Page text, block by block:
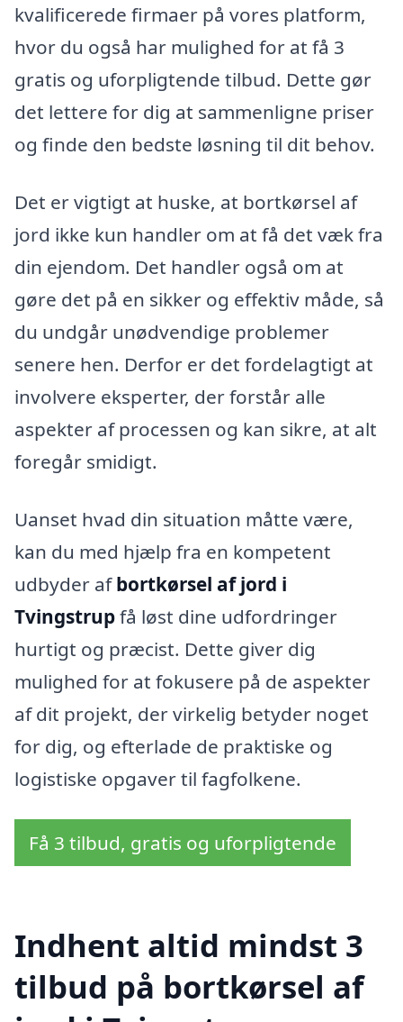
kvalificerede firmaer på vores platform,
hvor du også har mulighed for at få 3
gratis og uforpligtende tilbud. Dette gør
det lettere for dig at sammenligne priser
og finde den bedste løsning til dit behov.
Det er vigtigt at huske, at bortkørsel af
jord ikke kun handler om at få det væk fra
din ejendom. Det handler også om at
gøre det på en sikker og effektiv måde, så
du undgår unødvendige problemer
senere hen. Derfor er det fordelagtigt at
involvere eksperter, der forstår alle
aspekter af processen og kan sikre, at alt
foregår smidigt.
Uanset hvad din situation måtte være,
kan du med hjælp fra en kompetent
udbyder afbortkørsel af jord i
Tvingstrupfå løst dine udfordringer
hurtigt og præcist. Dette giver dig
mulighed for at fokusere på de aspekter
af dit projekt, der virkelig betyder noget
for dig, og efterlade de praktiske og
logistiske opgaver til fagfolkene.
Få 3 tilbud, gratis og uforpligtende
Indhent altid mindst 3
tilbud på bortkørsel af